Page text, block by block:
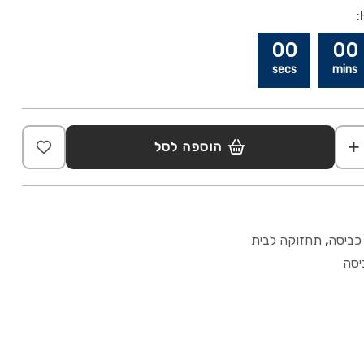
00
mins
00
secs
הוספה לסל
כביסה, תחזוקה לבית